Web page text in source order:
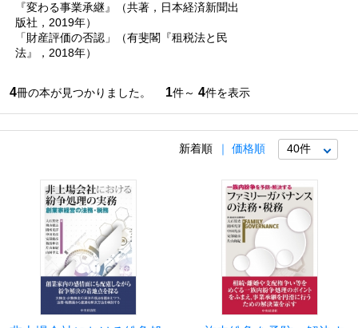
『変わる事業承継』（共著，日本経済新聞出
版社，2019年）
「財産評価の否認」（有斐閣『租税法と民
法』，2018年）
4冊の本が見つかりました。 1件～ 4件を表示
新着順 価格順